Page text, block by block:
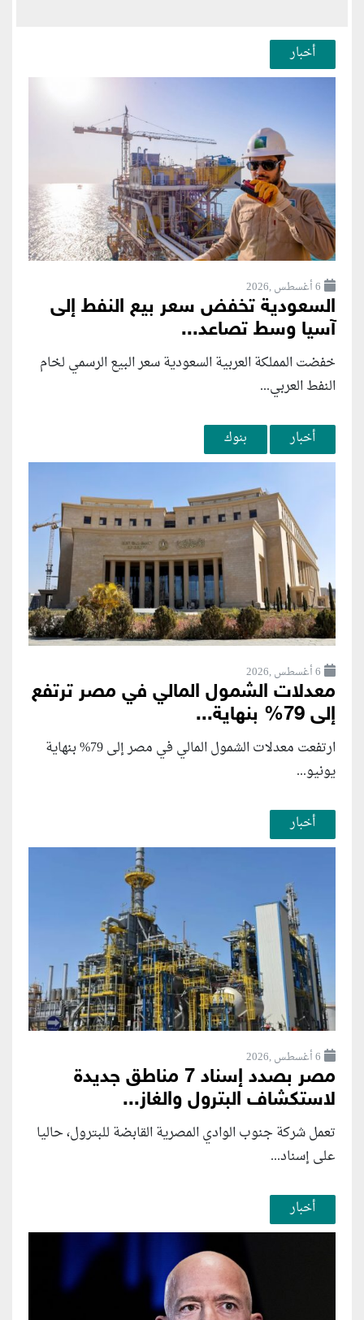
أخبار
6 أغسطس ,2026
السعودية تخفض سعر بيع النفط إلى
آسيا وسط تصاعد...
خفضت المملكة العربية السعودية سعر البيع الرسمي لخام
النفط العربي...
أخبار بنوك
6 أغسطس ,2026
معدلات الشمول المالي في مصر ترتفع
إلى 79% بنهاية...
ارتفعت معدلات الشمول المالي في مصر إلى 79% بنهاية
يونيو...
أخبار
6 أغسطس ,2026
مصر بصدد إسناد 7 مناطق جديدة
لاستكشاف البترول والغاز...
تعمل شركة جنوب الوادي المصرية القابضة للبترول، حاليا
على إسناد...
أخبار